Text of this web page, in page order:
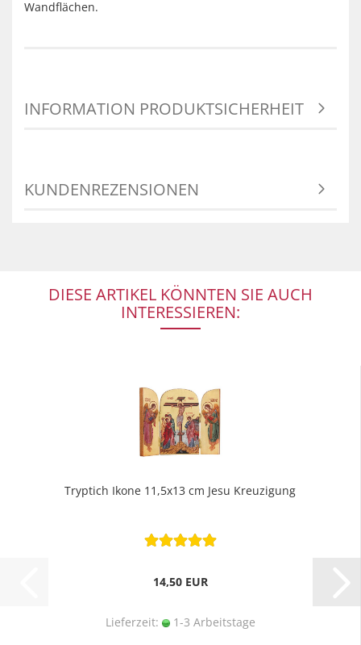
Wandflächen.
INFORMATION PRODUKTSICHERHEIT
KUNDENREZENSIONEN
DIESE ARTIKEL KÖNNTEN SIE AUCH
INTERESSIEREN:
Tryptich Ikone 11,5x13 cm Jesu Kreuzigung
14,50 EUR
Lieferzeit: 1-3 Arbeitstage